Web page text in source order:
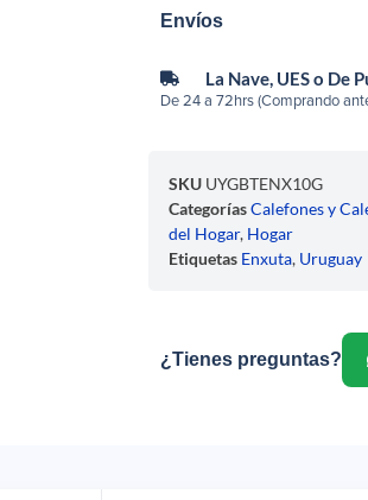
Envíos
La Nave, UES o De
De 24 a 72hrs (Comprando
SKU UYGBTENX10G
CategoríasCalefones y
del Hogar, Hogar
Etiquetas Enxuta, Uruguay
¿Tienes preguntas?